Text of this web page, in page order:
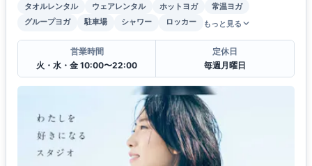
タオルレンタル ウェアレンタル ホットヨガ
常温ヨガ
グループヨガ
駐車場 シャワー ロッカー もっと見る
営業時間
火・水・金 10:00〜22:00
定休日
毎週月曜日